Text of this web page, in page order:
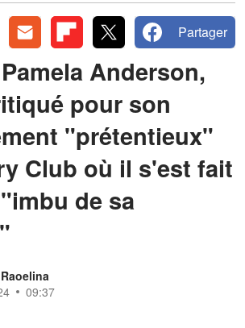
Partager
Anderson,
pour son
"prétentieux"
Club où il s'est fait
de sa
09:37